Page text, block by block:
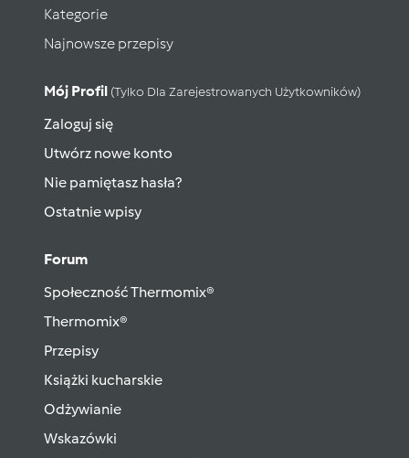
Kategorie
Najnowsze przepisy
Mój Profil (tylko Dla Zarejestrowanych Użytkowników)
Zaloguj się
Utwórz nowe konto
Nie pamiętasz hasła?
Ostatnie wpisy
Forum
Społeczność Thermomix®
Thermomix®
Przepisy
Książki kucharskie
Odżywianie
Wskazówki